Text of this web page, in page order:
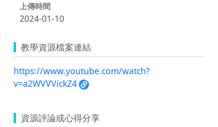
上傳時間
2024-01-10
教學資源檔案連結
https://www.youtube.com/watch?
v=a2WVVVickZ4
資源評論或心得分享